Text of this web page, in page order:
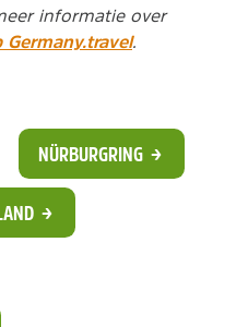
informatie over
Germany.travel.
NÜRBURGRING